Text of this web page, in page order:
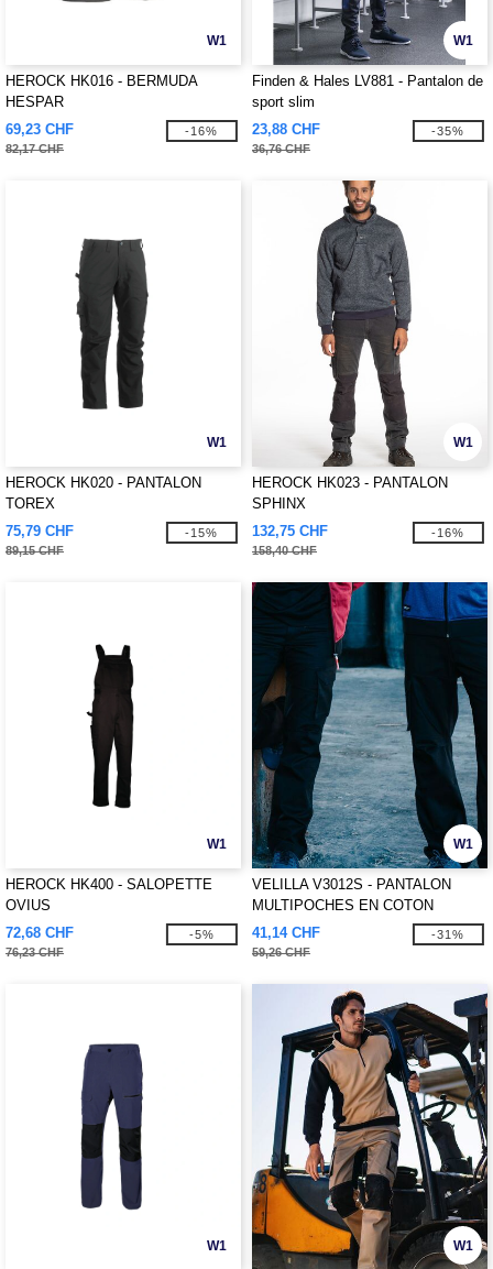
W1
HEROCK HK016 - BERMUDA
HESPAR
69,23 CHF
82,17 CHF
-16%
W1
Finden & Hales LV881 - Pantalon de
sport slim
23,88 CHF
36,76 CHF
-35%
W1
HEROCK HK020 - PANTALON
TOREX
75,79 CHF
89,15 CHF
-15%
W1
HEROCK HK023 - PANTALON
SPHINX
132,75 CHF
158,40 CHF
-16%
W1
HEROCK HK400 - SALOPETTE
OVIUS
72,68 CHF
76,23 CHF
-5%
W1
VELILLA V3012S - PANTALON
MULTIPOCHES EN COTON
STRETCH
41,14 CHF
59,26 CHF
-31%
W1 W1